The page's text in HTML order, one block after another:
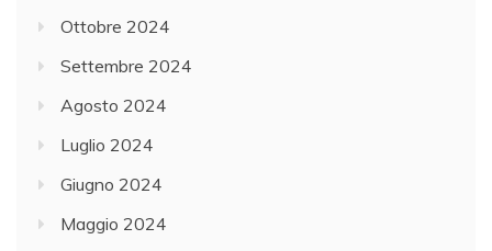
Ottobre 2024
Settembre 2024
Agosto 2024
Luglio 2024
Giugno 2024
Maggio 2024